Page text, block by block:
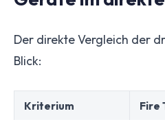
Der direkte Vergleich der
Blick:
Kriterium Fire